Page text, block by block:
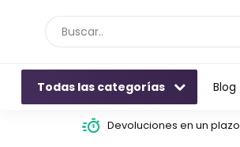
Todas las categorías Blog
Devoluciones en un plazo